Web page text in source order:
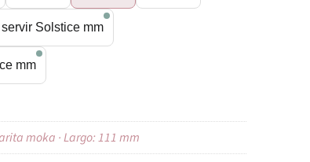
Solstice mm
mm
moka · Largo: 111 mm